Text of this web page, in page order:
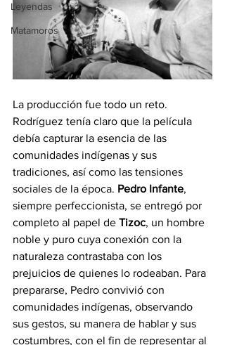
Leyendas
Matamoros
La producción fue todo un reto.
Rodríguez tenía claro que la película
debía capturar la esencia de las
comunidades indígenas y sus
tradiciones, así como las tensiones
sociales de la época. Pedro Infante,
siempre perfeccionista, se entregó por
completo al papel de Tizoc, un hombre
noble y puro cuya conexión con la
naturaleza contrastaba con los
prejuicios de quienes lo rodeaban. Para
prepararse, Pedro convivió con
comunidades indígenas, observando
sus gestos, su manera de hablar y sus
costumbres, con el fin de representar al